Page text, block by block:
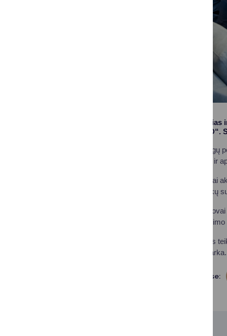
Nuo kovo 1 d.
bendrovė „Švara
Siekiant, kad
„Švara ID“ atstovais ir
Savivaldybės vadovai
nenutrūkstamą atliekų
UAB „Švara ID“
patirtis atliekų
Pasikeitus paslaugos
teikiamos įprasta tvarka.
Dalintis soc. tinkluose: